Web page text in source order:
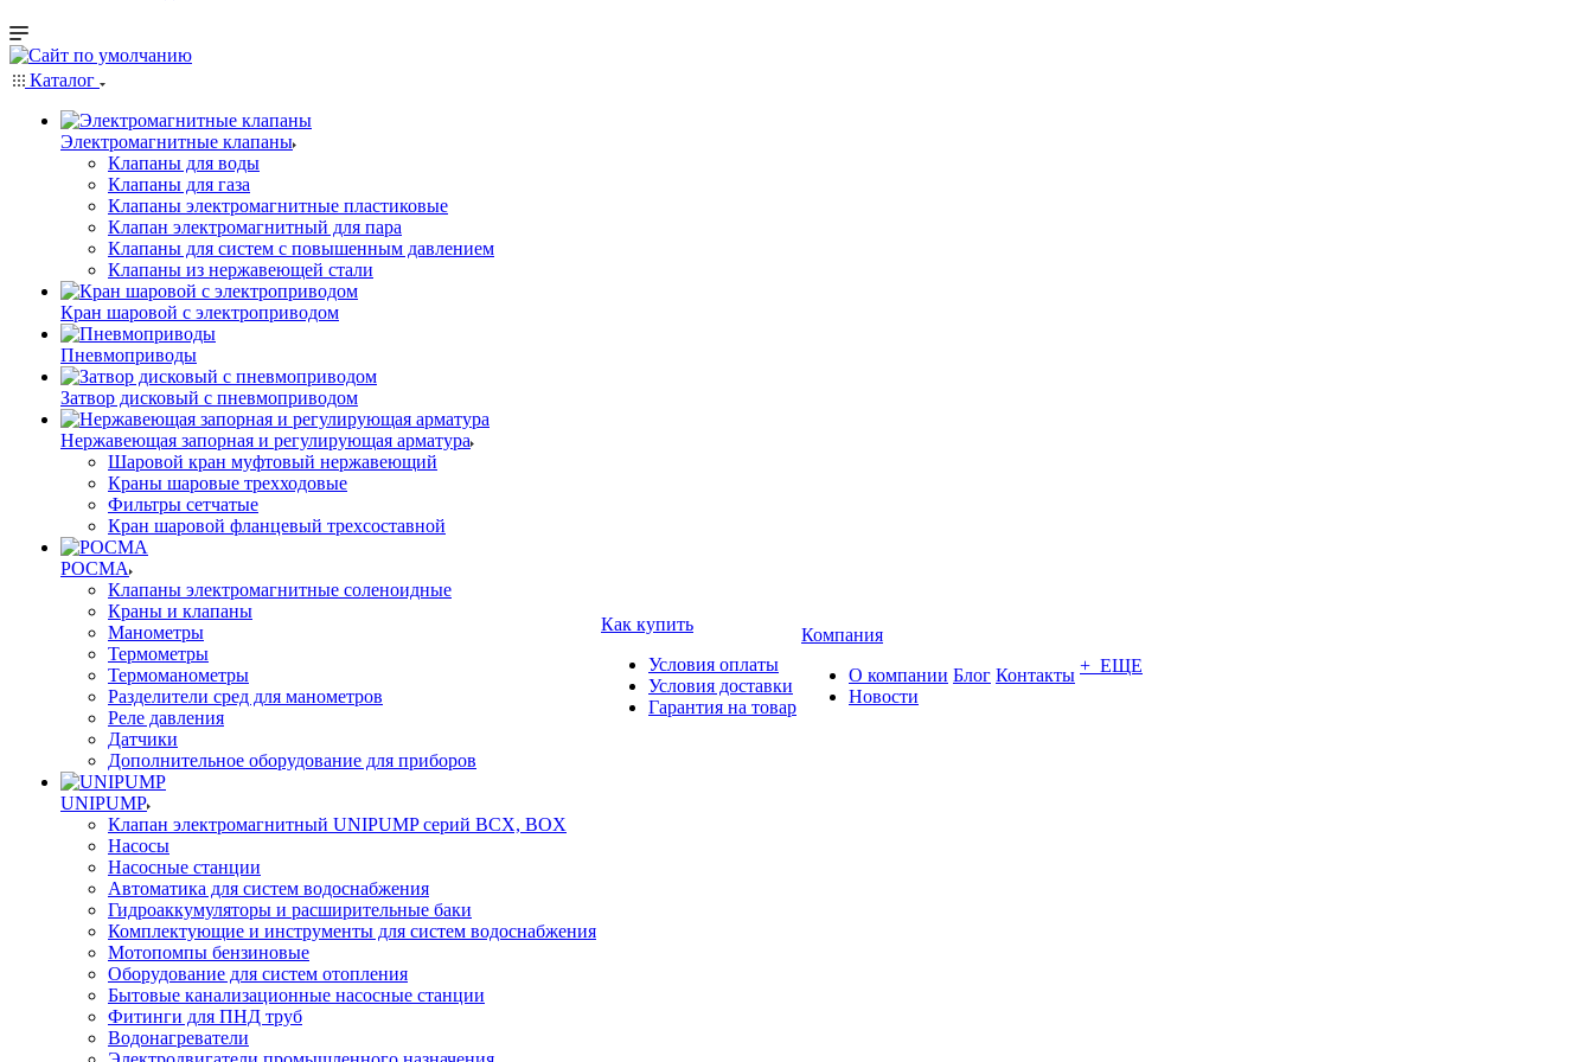
Каталог
Электромагнитные клапаны
Клапаны для воды
Клапаны для газа
Клапаны электромагнитные пластиковые
Клапан электромагнитный для пара
Клапаны для систем с повышенным давлением
Клапаны из нержавеющей стали
Кран шаровой с электроприводом
Пневмоприводы
Затвор дисковый с пневмоприводом
Нержавеющая запорная и регулирующая арматура
Шаровой кран муфтовый нержавеющий
Краны шаровые трехходовые
Фильтры сетчатые
Кран шаровой фланцевый трехсоставной
РОСМА
Клапаны электромагнитные соленоидные
Краны и клапаны
Манометры
Термометры
Термоманометры
Разделители сред для манометров
Реле давления
Датчики
Дополнительное оборудование для приборов
UNIPUMP
Клапан электромагнитный UNIPUMP серий BCX, BOX
Насосы
Насосные станции
Автоматика для систем водоснабжения
Гидроаккумуляторы и расширительные баки
Комплектующие и инструменты для систем водоснабжения
Мотопомпы бензиновые
Оборудование для систем отопления
Бытовые канализационные насосные станции
Фитинги для ПНД труб
Водонагреватели
Как купить
Условия оплаты
Условия доставки
Гарантия на товар
Компания
О компании
Новости
Блог Контакты + ЕЩЕ